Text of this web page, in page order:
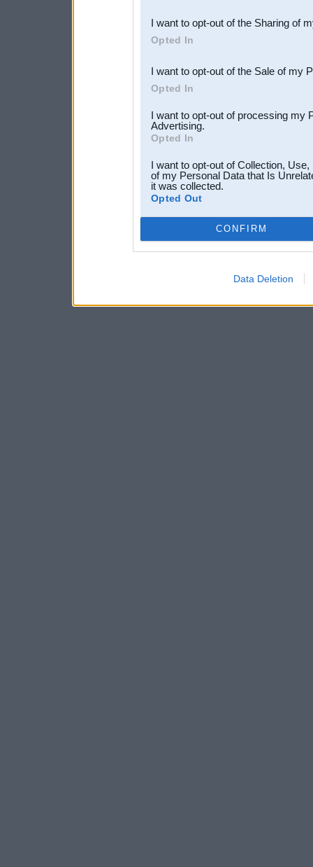
Downstream Participants
third parties.
I want to opt-out of the Sharing of
Opted In
I want to opt-out of the Sale of my
Opted In
I want to opt-out of processing my
Advertising.
Opted In
I want to opt-out of Collection,
of my Personal Data that Is
it was collected.
Opted Out
CONFIRM
Data Deletion